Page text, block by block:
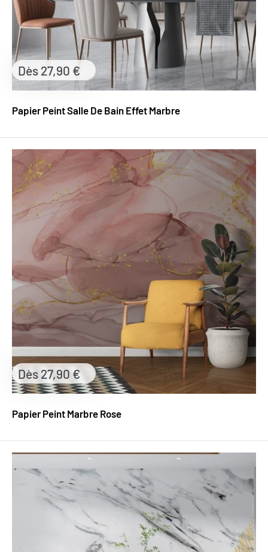
Papier Peint Salle De Bain Effet Marbre
Prix
réduit
Dès 27,90 €
Papier Peint Marbre Rose
Prix
réduit
Dès 27,90 €